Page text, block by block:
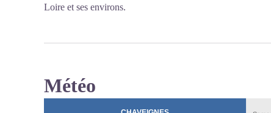
Loire et ses environs.
Météo